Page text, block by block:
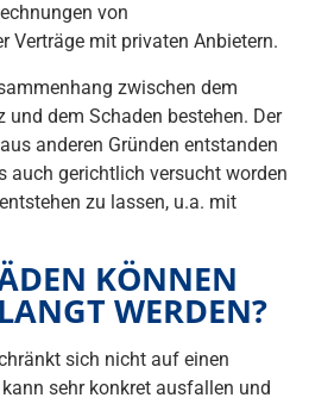
von
Verträge mit privaten Anbietern.
zwischen dem
dem Schaden bestehen. Der
anderen Gründen entstanden
auch gerichtlich versucht worden
zu lassen, u.a. mit
KÖNNEN
WERDEN?
sich nicht auf einen
sehr konkret ausfallen und